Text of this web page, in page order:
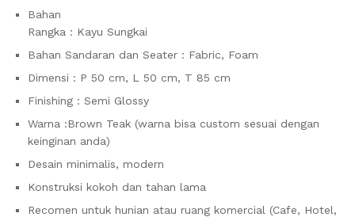
Bahan
Rangka : Kayu Sungkai
Bahan Sandaran dan Seater : Fabric, Foam
Dimensi : P 50 cm, L 50 cm, T 85 cm
Finishing : Semi Glossy
Warna :Brown Teak (warna bisa custom sesuai dengan
keinginan anda)
Desain minimalis, modern
Konstruksi kokoh dan tahan lama
Recomen untuk hunian atau ruang komercial (Cafe, Hotel,